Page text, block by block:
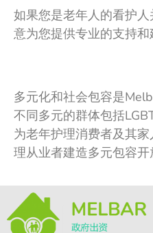
如果您是老年人的看护
意为您提供专业的支持和
多元化和社会包容是
不同多元的群体包括
为老年护理消费者及其
理从业者建造多元包容开